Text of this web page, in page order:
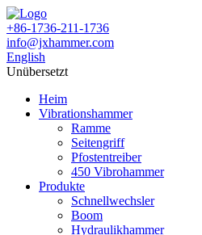
+86-1736-211-1736
info@jxhammer.com
English
Unübersetzt
Heim
Vibrationshammer
Ramme
Seitengriff
Pfostentreiber
450 Vibrohammer
Produkte
Schnellwechsler
Boom
Hydraulikhammer